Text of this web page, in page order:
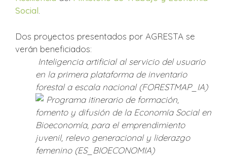
Social.
Dos proyectos presentados por AGRESTA se
verán beneficiados:
Inteligencia artificial al servicio del usuario
en la primera plataforma de inventario
forestal a escala nacional (FORESTMAP_IA)
Programa itinerario de formación,
fomento y difusión de la Economía Social en
Bioeconomía, para el emprendimiento
juvenil, relevo generacional y liderazgo
femenino (ES_BIOECONOMIA)